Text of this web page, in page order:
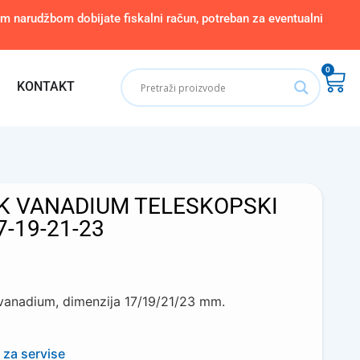
narudžbom dobijate fiskalni račun, potreban za eventualni
KONTAKT
0
VANADIUM TELESKOPSKI
19-21-23
dimenzija 17/19/21/23 mm.
servise